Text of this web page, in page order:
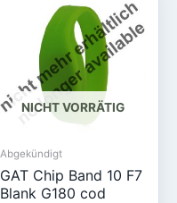
NICHT VORRÄTIG
Abgekündigt
GAT Chip Band 10 F7
Blank G180 cod